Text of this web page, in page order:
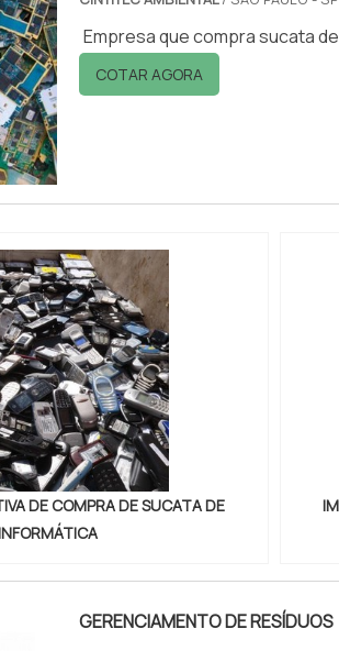
Empresa que compra sucata
COTAR AGORA
DE COMPRA DE SUCATA DE
GERENCIAMENTO DE RESÍDUOS